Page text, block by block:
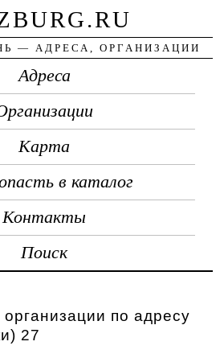
— АДРЕСА, ОРГАНИЗАЦИИ
Адреса
Карта
в каталог
Контакты
Поиск
по адресу
27